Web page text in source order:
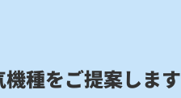
機種をご提案します